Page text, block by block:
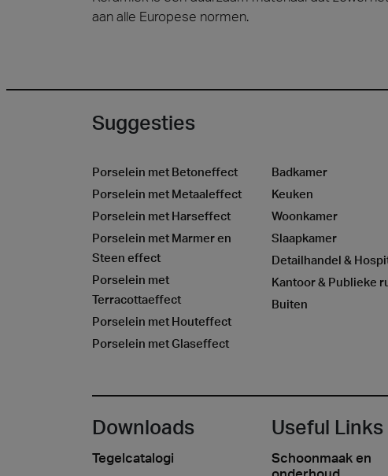
aan alle Europese normen.
Suggesties
Porselein met Betoneffect
Porselein met Metaaleffect
Porselein met Harseffect
Porselein met Marmer en
Steen effect
Porselein met
Terracottaeffect
Porselein met Houteffect
Porselein met Glaseffect
Badkamer
Keuken
Woonkamer
Slaapkamer
Detailhandel &
Kantoor & Publieke
Buiten
Downloads
Tegelcatalogi
Useful Links
Schoonmaak en